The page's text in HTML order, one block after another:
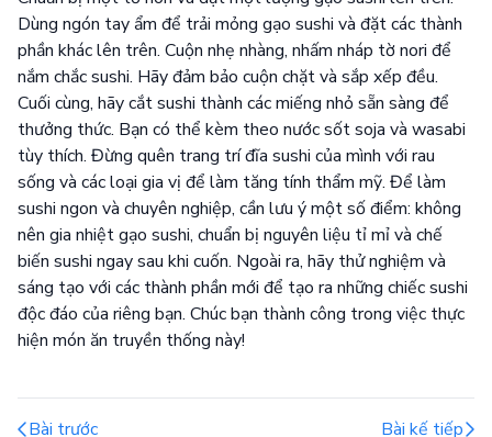
Dùng ngón tay ẩm để trải mỏng gạo sushi và đặt các thành
phần khác lên trên. Cuộn nhẹ nhàng, nhấm nháp tờ nori để
nắm chắc sushi. Hãy đảm bảo cuộn chặt và sắp xếp đều.
Cuối cùng, hãy cắt sushi thành các miếng nhỏ sẵn sàng để
thưởng thức. Bạn có thể kèm theo nước sốt soja và wasabi
tùy thích. Đừng quên trang trí đĩa sushi của mình với rau
sống và các loại gia vị để làm tăng tính thẩm mỹ. Để làm
sushi ngon và chuyên nghiệp, cần lưu ý một số điểm: không
nên gia nhiệt gạo sushi, chuẩn bị nguyên liệu tỉ mỉ và chế
biến sushi ngay sau khi cuốn. Ngoài ra, hãy thử nghiệm và
sáng tạo với các thành phần mới để tạo ra những chiếc sushi
độc đáo của riêng bạn. Chúc bạn thành công trong việc thực
hiện món ăn truyền thống này!
Bài trước Bài kế tiếp